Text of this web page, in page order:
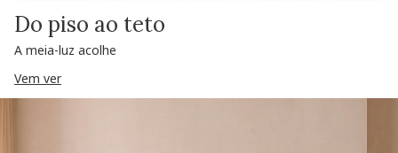
Do piso ao teto
A meia-luz acolhe
Vem ver